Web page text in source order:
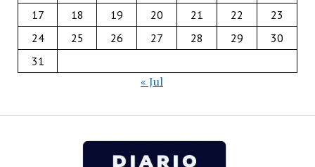
17
18 19 20 21 22
23
24
25 26 27 28 29
30
31
« Jul